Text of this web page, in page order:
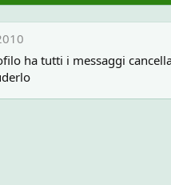
ha tutti i messaggi